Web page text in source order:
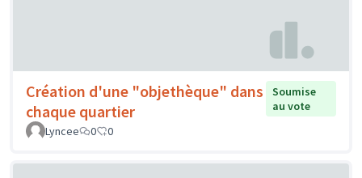
Création d'une "objethèque" dans
chaque quartier
Soumise
au vote
Lyncee
0 0